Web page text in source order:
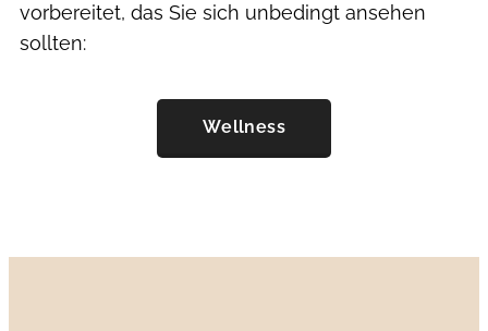
vorbereitet, das Sie sich unbedingt ansehen
sollten:
Wellness